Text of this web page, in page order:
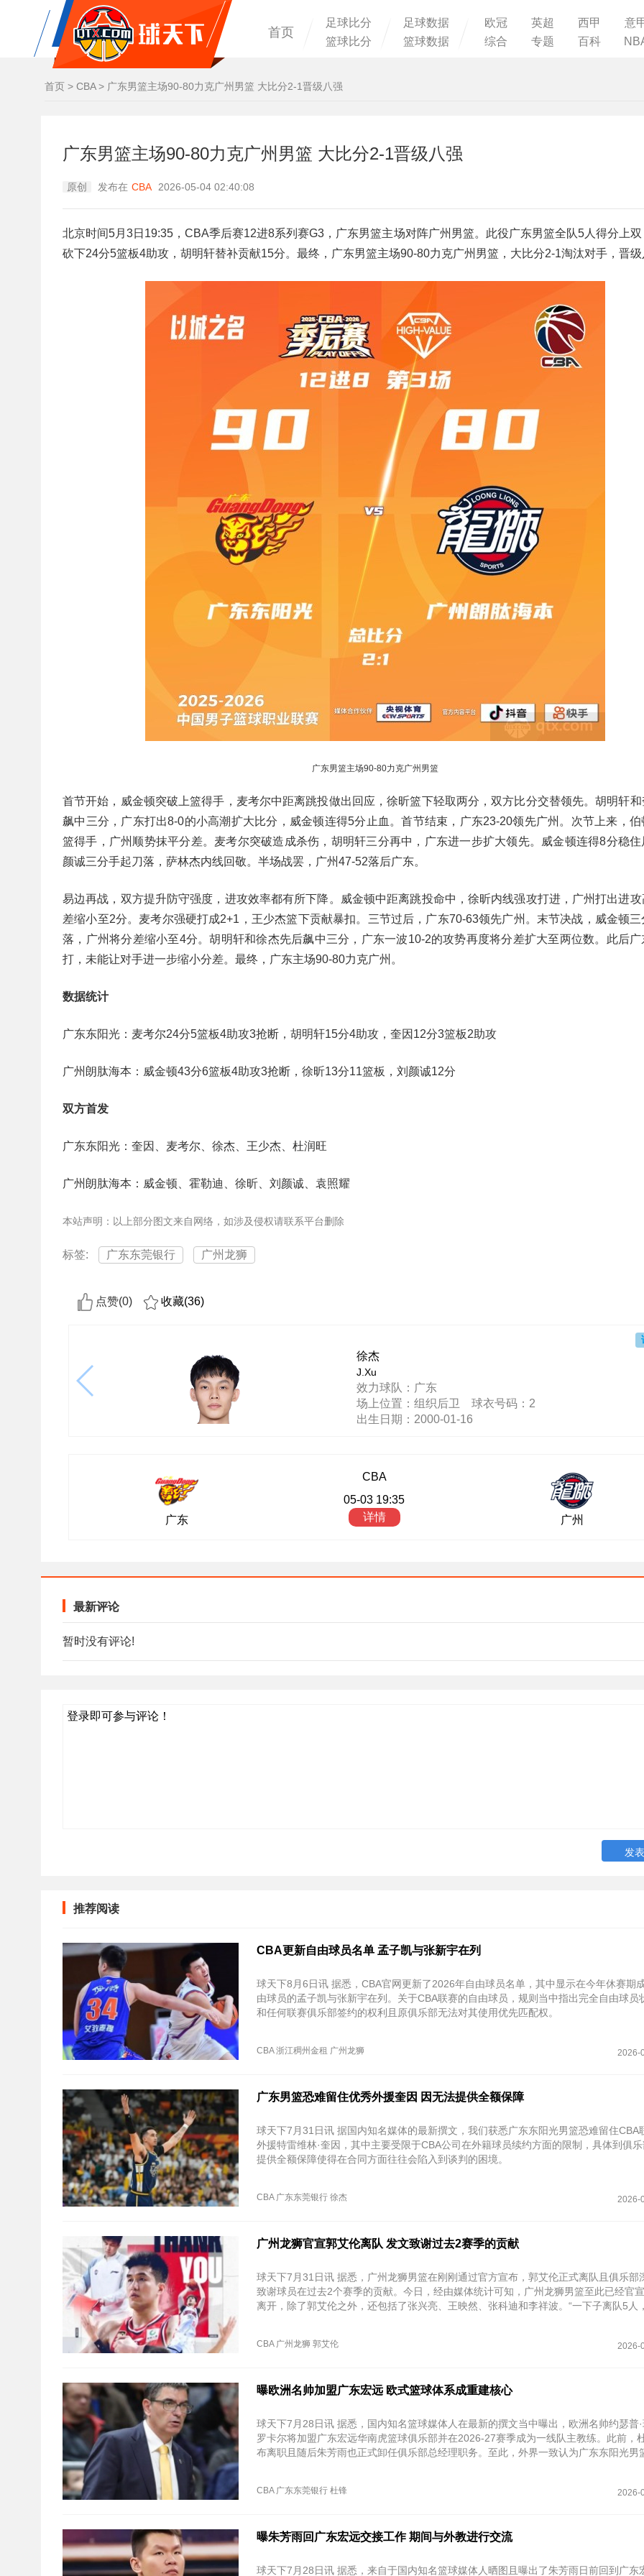
首页
足球比分
篮球比分
足球数据
篮球数据
欧冠 英超 西甲
意
综合
专题 百科
首页 > CBA> 广东男篮主场90-80力克广州男篮 大比分2-1晋级八强
广东男篮主场90-80力克广州男篮 大比分2-1晋级八强
原创 发布在 CBA 2026-05-04 02:40:08
北京时间5月3日19:35，CBA季后赛12进8系列赛G3，广东男篮主场对阵广州男篮。此役广东男篮全队5人得分上
砍下24分5篮板4助攻，胡明轩替补贡献15分。最终，广东男篮主场90-80力克广州男篮，大比分2-1淘汰对手，晋
广东男篮主场90-80力克广州男篮
首节开始，威金顿突破上篮得手，麦考尔中距离跳投做出回应，徐昕篮下轻取两分，双方比分交替领先。胡明轩
飙中三分，广东打出8-0的小高潮扩大比分，威金顿连得5分止血。首节结束，广东23-20领先广州。次节上来，
篮得手，广州顺势抹平分差。麦考尔突破造成杀伤，胡明轩三分再中，广东进一步扩大领先。威金顿连得8分稳
颜诚三分手起刀落，萨林杰内线回敬。半场战罢，广州47-52落后广东。
易边再战，双方提升防守强度，进攻效率都有所下降。威金顿中距离跳投命中，徐昕内线强攻打进，广州打出进
差缩小至2分。麦考尔强硬打成2+1，王少杰篮下贡献暴扣。三节过后，广东70-63领先广州。末节决战，威金顿
落，广州将分差缩小至4分。胡明轩和徐杰先后飙中三分，广东一波10-2的攻势再度将分差扩大至两位数。此后
打，未能让对手进一步缩小分差。最终，广东主场90-80力克广州。
数据统计
广东东阳光：麦考尔24分5篮板4助攻3抢断，胡明轩15分4助攻，奎因12分3篮板2助攻
广州朗肽海本：威金顿43分6篮板4助攻3抢断，徐昕13分11篮板，刘颜诚12分
双方首发
广东东阳光：奎因、麦考尔、徐杰、王少杰、杜润旺
广州朗肽海本：威金顿、霍勒迪、徐昕、刘颜诚、袁照耀
本站声明：以上部分图文来自网络，如涉及侵权请联系平台删除
标签: 广东东莞银行 广州龙狮
点赞(0) 收藏(36)
徐杰
J.Xu
效力球队：广东
场上位置：组织后卫 球衣号码：2
出生日期：2000-01-16
广东
CBA
05-03 19:35
详情
广州
最新评论
暂时没有评论!
登录即可参与评论！
推荐阅读
CBA更新自由球员名单 孟子凯与张新宇在列
球天下8月6日讯 据悉，CBA官网更新了2026年自由球员名单，其中显示在今年休赛期
由球员的孟子凯与张新宇在列。关于CBA联赛的自由球员，规则当中指出完全自由球员
和任何联赛俱乐部签约的权利且原俱乐部无法对其使用优先匹配权。
CBA 浙江稠州金租 广州龙狮 2026-
广东男篮恐难留住优秀外援奎因 因无法提供全额保障
球天下7月31日讯 据国内知名媒体的最新撰文，我们获悉广东东阳光男篮恐难留住CBA
外援特雷维林·奎因，其中主要受限于CBA公司在外籍球员续约方面的限制，具体到俱
提供全额保障使得在合同方面往往会陷入到谈判的困境。
CBA 广东东莞银行 徐杰 2026-
广州龙狮官宣郭艾伦离队 发文致谢过去2赛季的贡献
球天下7月31日讯 据悉，广州龙狮男篮在刚刚通过官方宣布，郭艾伦正式离队且俱乐部
致谢球员在过去2个赛季的贡献。今日，经由媒体统计可知，广州龙狮男篮至此已经官
离开，除了郭艾伦之外，还包括了张兴亮、王映然、张科迪和李祥波。“一下子离队5人
CBA 广州龙狮 郭艾伦 2026-
曝欧洲名帅加盟广东宏远 欧式篮球体系成重建核心
球天下7月28日讯 据悉，国内知名篮球媒体人在最新的撰文当中曝出，欧洲名帅约瑟普·
罗卡尔将加盟广东宏远华南虎篮球俱乐部并在2026-27赛季成为一线队主教练。此前，
布离职且随后朱芳雨也正式卸任俱乐部总经理职务。至此，外界一致认为广东东阳光男
CBA 广东东莞银行 杜锋 2026-
曝朱芳雨回广东宏远交接工作 期间与外教进行交流
球天下7月28日讯 据悉，来自于国内知名篮球媒体人晒图且曝出了朱芳雨日前回到广东